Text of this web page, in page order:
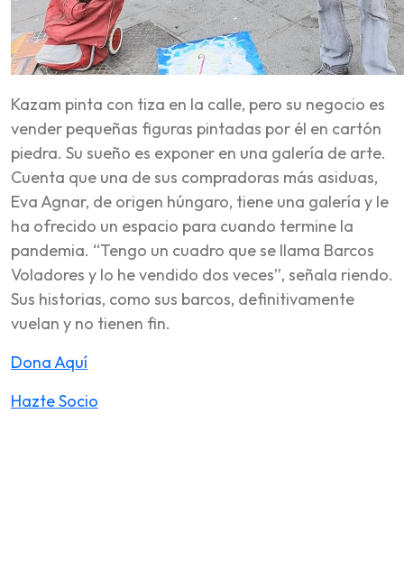
Kazam pinta con tiza en la calle, pero su negocio es
vender pequeñas figuras pintadas por él en cartón
piedra. Su sueño es exponer en una galería de arte.
Cuenta que una de sus compradoras más asiduas,
Eva Agnar, de origen húngaro, tiene una galería y le
ha ofrecido un espacio para cuando termine la
pandemia. “Tengo un cuadro que se llama Barcos
Voladores y lo he vendido dos veces”, señala riendo.
Sus historias, como sus barcos, definitivamente
vuelan y no tienen fin.
Dona Aquí
Hazte Socio